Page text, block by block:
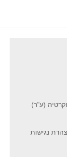
(ע"ר)
נגישות